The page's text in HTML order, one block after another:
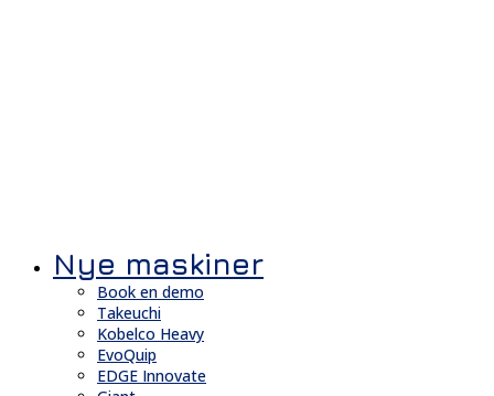
Nye maskiner
Book en demo
Takeuchi
Kobelco Heavy
EvoQuip
EDGE Innovate